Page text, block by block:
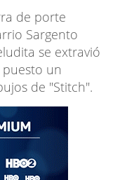
de porte
Sargento
se extravió
puesto un
de "Stitch".